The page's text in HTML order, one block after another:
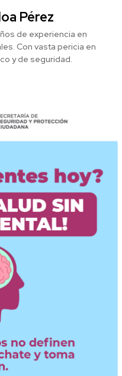
Pérez
de experiencia en
Con vasta pericia en
y de seguridad.